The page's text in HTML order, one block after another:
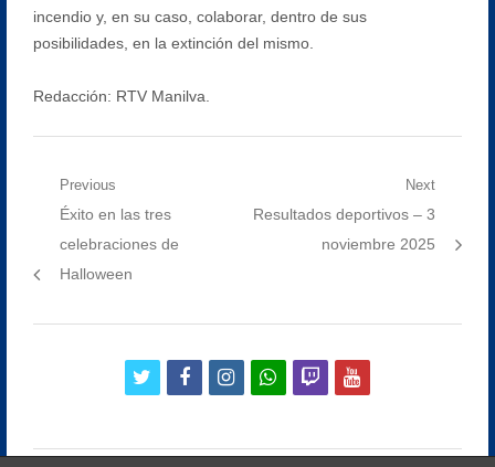
incendio y, en su caso, colaborar, dentro de sus
posibilidades, en la extinción del mismo.
Redacción: RTV Manilva.
Navegación
entradas
Previous
Previous
post:
Éxito en las tres
celebraciones de
Halloween
Next
Next
Resultados deportivos – 3
noviembre 2025
twitterfacebookinstagramwhatsapp
twitchyoutube